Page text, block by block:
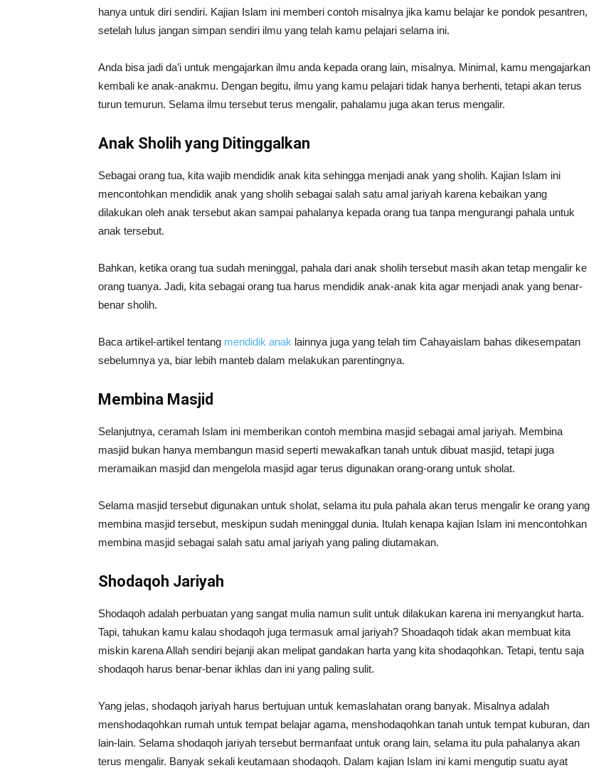
hanya untuk diri sendiri. Kajian Islam ini memberi contoh misalnya jika kamu belajar ke pondok pesantren,
setelah lulus jangan simpan sendiri ilmu yang telah kamu pelajari selama ini.
Anda bisa jadi da’i untuk mengajarkan ilmu anda kepada orang lain, misalnya. Minimal, kamu mengajarkan
kembali ke anak-anakmu. Dengan begitu, ilmu yang kamu pelajari tidak hanya berhenti, tetapi akan terus
turun temurun. Selama ilmu tersebut terus mengalir, pahalamu juga akan terus mengalir.
Anak Sholih yang Ditinggalkan
Sebagai orang tua, kita wajib mendidik anak kita sehingga menjadi anak yang sholih. Kajian Islam ini
mencontohkan mendidik anak yang sholih sebagai salah satu amal jariyah karena kebaikan yang
dilakukan oleh anak tersebut akan sampai pahalanya kepada orang tua tanpa mengurangi pahala untuk
anak tersebut.
Bahkan, ketika orang tua sudah meninggal, pahala dari anak sholih tersebut masih akan tetap mengalir ke
orang tuanya. Jadi, kita sebagai orang tua harus mendidik anak-anak kita agar menjadi anak yang benar-
benar sholih.
Baca artikel-artikel tentang mendidik anak lainnya juga yang telah tim Cahayaislam bahas dikesempatan
sebelumnya ya, biar lebih manteb dalam melakukan parentingnya.
Membina Masjid
Selanjutnya, ceramah Islam ini memberikan contoh membina masjid sebagai amal jariyah. Membina
masjid bukan hanya membangun masid seperti mewakafkan tanah untuk dibuat masjid, tetapi juga
meramaikan masjid dan mengelola masjid agar terus digunakan orang-orang untuk sholat.
Selama masjid tersebut digunakan untuk sholat, selama itu pula pahala akan terus mengalir ke orang yang
membina masjid tersebut, meskipun sudah meninggal dunia. Itulah kenapa kajian Islam ini mencontohkan
membina masjid sebagai salah satu amal jariyah yang paling diutamakan.
Shodaqoh Jariyah
Shodaqoh adalah perbuatan yang sangat mulia namun sulit untuk dilakukan karena ini menyangkut harta.
Tapi, tahukan kamu kalau shodaqoh juga termasuk amal jariyah? Shoadaqoh tidak akan membuat kita
miskin karena Allah sendiri bejanji akan melipat gandakan harta yang kita shodaqohkan. Tetapi, tentu saja
shodaqoh harus benar-benar ikhlas dan ini yang paling sulit.
Yang jelas, shodaqoh jariyah harus bertujuan untuk kemaslahatan orang banyak. Misalnya adalah
menshodaqohkan rumah untuk tempat belajar agama, menshodaqohkan tanah untuk tempat kuburan, dan
lain-lain. Selama shodaqoh jariyah tersebut bermanfaat untuk orang lain, selama itu pula pahalanya akan
terus mengalir. Banyak sekali keutamaan shodaqoh. Dalam kajian Islam ini kami mengutip suatu ayat